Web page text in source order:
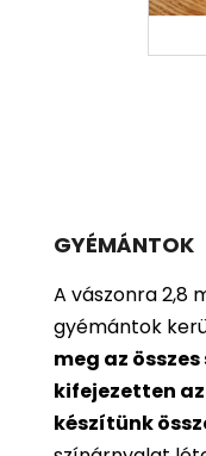
GYÉMÁNTOK
A vászonra 2,8
gyémántok
meg az
kifejezetten
készítünk